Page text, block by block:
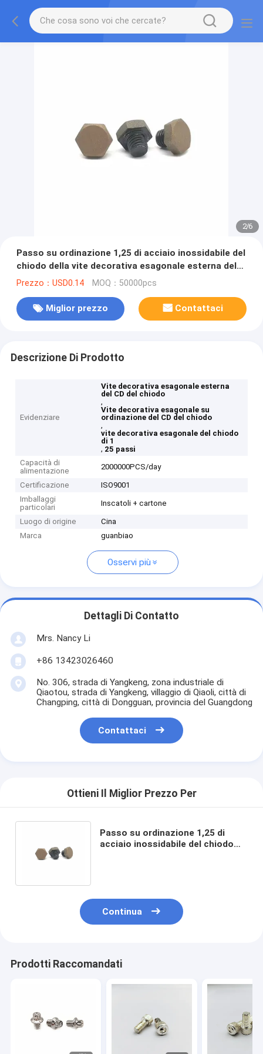
2/6
Passo su ordinazione 1,25 di acciaio inossidabile del
chiodo della vite decorativa esagonale esterna del
CD
Prezzo：USD0.14 MOQ：50000pcs
Miglior prezzo Contattaci
Descrizione Di Prodotto
Evidenziare
Vite decorativa esagonale esterna
del CD del chiodo
,
Vite decorativa esagonale su
ordinazione del CD del chiodo
,
vite decorativa esagonale del chiodo
di 1
, 25 passi
Capacità di
alimentazione
2000000PCS/day
Certificazione
ISO9001
Imballaggi
particolari
Inscatoli + cartone
Luogo di origine
Cina
Marca
guanbiao
Osservi più
Dettagli Di Contatto
Mrs. Nancy Li
+86 13423026460
No. 306, strada di Yangkeng, zona industriale di
Qiaotou, strada di Yangkeng, villaggio di Qiaoli, città di
Changping, città di Dongguan, provincia del Guangdong
Contattaci
Ottieni Il Miglior Prezzo Per
Passo su ordinazione 1,25 di
acciaio inossidabile del chiodo
Continua
Prodotti Raccomandati